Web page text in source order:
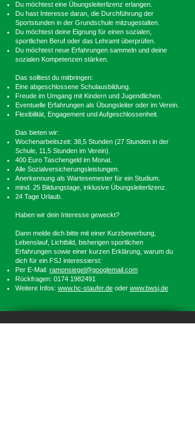
Du möchtest eine Übungsleiterlizenz erlangen.
Du hast Interesse daran, die Durchführung der
Sportstunden in der Grundschule mitzugestalten.
Du möchtest deine Eignung für einen sozialen,
sportlichen Beruf oder das Lehramt überprüfen.
Du möchtest neue Erfahrungen sammeln und deine
sozialen Kompetenzen stärken.
Das solltest du mitbringen:
Eine abgeschlossene Schulausbildung.
Freude im Umgang mit Kindern und Jugendlichen.
Eventuelle Erfahrungen als Übungsleiter oder im Verein.
Flexibilität, Engagement und Aufgeschlossenheit.
Das bieten wir:
Wochenarbeitszeit: 38,5 Stunden (27 Stunden in der
Schule, 11,5 Stunden im Verein).
400 Euro Taschengeld im Monat.
Alle Sozialversicherungsleistungen.
Anerkennung als Wartesemester für ein Studium.
mind. 25 Bildungstage, inklusive Übungsleiterlizenz.
24 Tage Urlaub.
Haben wir dein Interesse geweckt?
Dann melde dich bitte mit einer Kurzbewerbung,
Lebenslauf, Lichtbild, bisherigen sportlichen
Erfahrungen sowie einer kurzen Erklärung, warum du
dich für ein FSJ interessierst:
Per E-Mail: ramonsiegel@googlemail.com
Rückfragen: 0174 1982491
Weitere Infos: www.hc-staufer.de oder www.bwsj.de